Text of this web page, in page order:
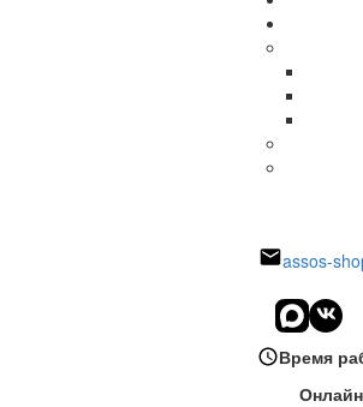
assos-
Время